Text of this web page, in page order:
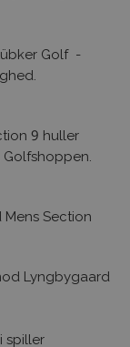
Golf -
9 huller
Section
Lyngbygaard
spiller